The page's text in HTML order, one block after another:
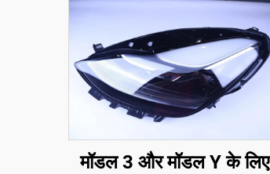
मॉडल 3 और मॉडल Y के लिए